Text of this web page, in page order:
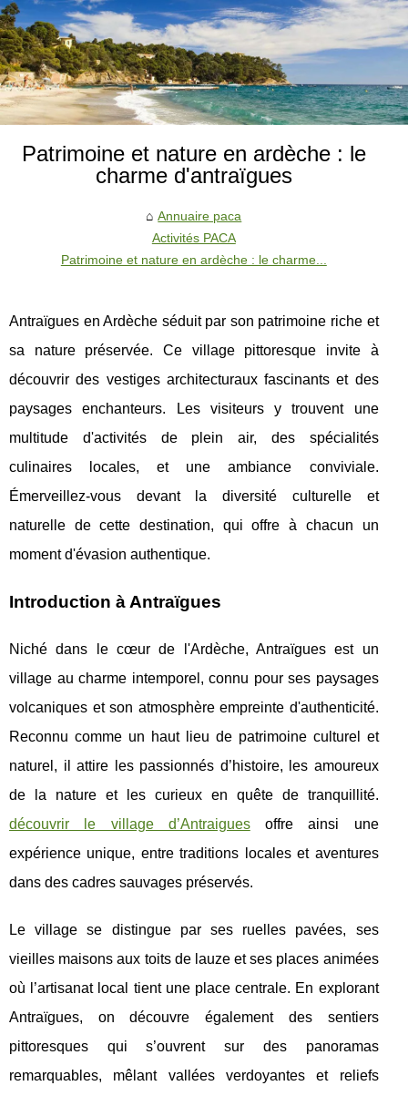
Patrimoine et nature en ardèche : le
charme d'antraïgues
Annuaire paca
Activités PACA
Patrimoine et nature en ardèche : le charme...
Antraïgues en Ardèche séduit par son patrimoine riche et
sa nature préservée. Ce village pittoresque invite à
découvrir des vestiges architecturaux fascinants et des
paysages enchanteurs. Les visiteurs y trouvent une
multitude d'activités de plein air, des spécialités
culinaires locales, et une ambiance conviviale.
Émerveillez-vous devant la diversité culturelle et
naturelle de cette destination, qui offre à chacun un
moment d'évasion authentique.
Introduction à Antraïgues
Niché dans le cœur de l'Ardèche, Antraïgues est un
village au charme intemporel, connu pour ses paysages
volcaniques et son atmosphère empreinte d'authenticité.
Reconnu comme un haut lieu de patrimoine culturel et
naturel, il attire les passionnés d’histoire, les amoureux
de la nature et les curieux en quête de tranquillité.
découvrir le village d’Antraiguesoffre ainsi une
expérience unique, entre traditions locales et aventures
dans des cadres sauvages préservés.
Le village se distingue par ses ruelles pavées, ses
vieilles maisons aux toits de lauze et ses places animées
où l’artisanat local tient une place centrale. En explorant
Antraïgues, on découvre également des sentiers
pittoresques qui s’ouvrent sur des panoramas
remarquables, mêlant vallées verdoyantes et reliefs